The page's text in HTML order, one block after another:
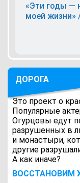
«Эти годы —
моей жизни»
ДОРОГА
Это проект о
Популярные
Огурцовы едут
разрушенных в
и монастыри,
другие
А как иначе?
ВОCСТАНОВИМ